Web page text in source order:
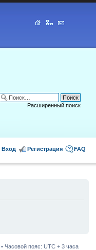
Расширенный поиск
FAQ
Регистрация
Вход
• Часовой пояс: UTC + 3 часа